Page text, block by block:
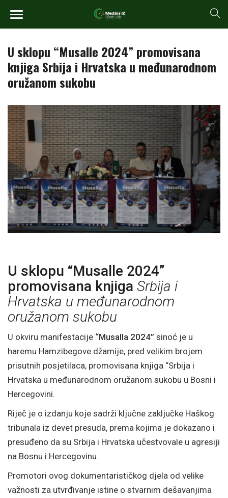
U sklopu “Musalle 2024” promovisana
knjiga Srbija i Hrvatska u međunarodnom
oružanom sukobu
U sklopu “Musalle 2024”
promovisana knjiga Srbija i
Hrvatska u međunarodnom
oružanom sukobu
U okviru manifestacije “Musalla 2024” sinoć je u
haremu Hamzibegove džamije, pred velikim brojem
prisutnih posjetilaca, promovisana knjiga “Srbija i
Hrvatska u međunarodnom oružanom sukobu u Bosni i
Hercegovini.
Riječ je o izdanju koje sadrži ključne zaključke Haškog
tribunala iz devet presuda, prema kojima je dokazano i
presuđeno da su Srbija i Hrvatska učestvovale u agresiji
na Bosnu i Hercegovinu.
Promotori ovog dokumentarističkog djela od velike
važnosti za utvrđivanje istine o stvarnim dešavanjima